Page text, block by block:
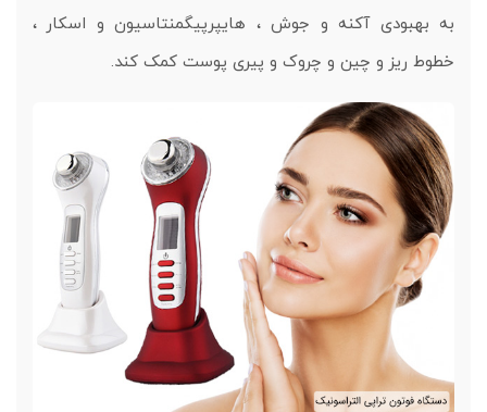
به بهبودی آکنه و جوش ، هایپرپیگمنتاسیون و اسکار ،
خطوط ریز و چین و چروک و پیری پوست کمک کند.